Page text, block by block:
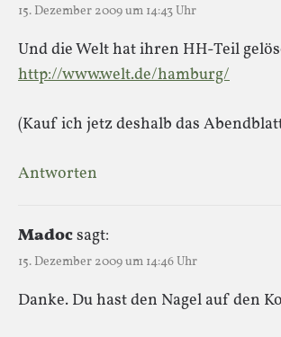
15. Dezember 2009 um 14:43 Uhr
Und die Welt hat ihren HH-Teil
http://www.welt.de/hamburg/
(Kauf ich jetz deshalb das
Antworten
Madocsagt:
15. Dezember 2009 um 14:46 Uhr
Danke. Du hast den Nagel auf den